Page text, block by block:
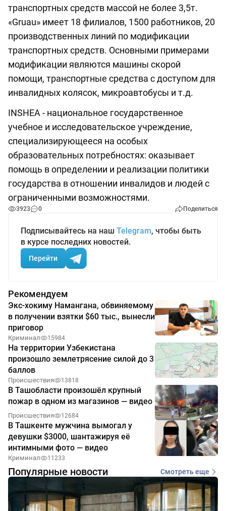
транспортных средств массой не более 3,5т.
«Gruau» имеет 18 филиалов, 1500 работников, 20
производственных линий по модификации
транспортных средств. Основными примерами
модификации являются машины скорой
помощи, транспортные средства с доступом для
инвалидных колясок, микроавтобусы и т.д.
INSHEA - национальное государственное
учебное и исследовательское учреждение,
специализирующееся на особых
образовательных потребностях: оказывает
помощь в определении и реализации политики
государства в отношении инвалидов и людей с
ограниченными возможностями.
3923 0 Поделиться
Подписывайтесь на наш Telegram, чтобы быть
в курсе последних новостей.
Перейти
Рекомендуем
Экс-хокиму Намангана, обвиняемому
в получении взятки $60 тыс., вынесли
приговор
Криминал 15984
На территории Узбекистана
произошло землетрясение силой до 3
баллов
Происшествия 13818
В Ташобласти произошёл крупный
пожар в одном из магазинов — видео
Происшествия 12684
В Ташкенте мужчина вымогал у
девушки $3000, шантажируя её
интимными фото — видео
Криминал 11233
Популярные новости Смотреть еще